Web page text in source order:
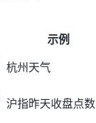
示例
杭州天气
沪指昨天收盘点数